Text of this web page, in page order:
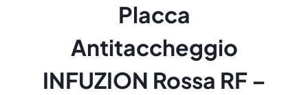
Placca
Antitaccheggio
INFUZION Rossa RF –